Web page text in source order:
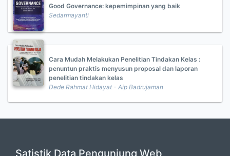
Good Governance: kepemimpinan yang baik
Sedarmayanti
Cara Mudah Melakukan Penelitian Tindakan Kelas :
penuntun praktis menyusun proposal dan laporan
penelitian tindakan kelas
Dede Rahmat Hidayat - Aip Badrujaman
Satistik Data Pengunjung Web